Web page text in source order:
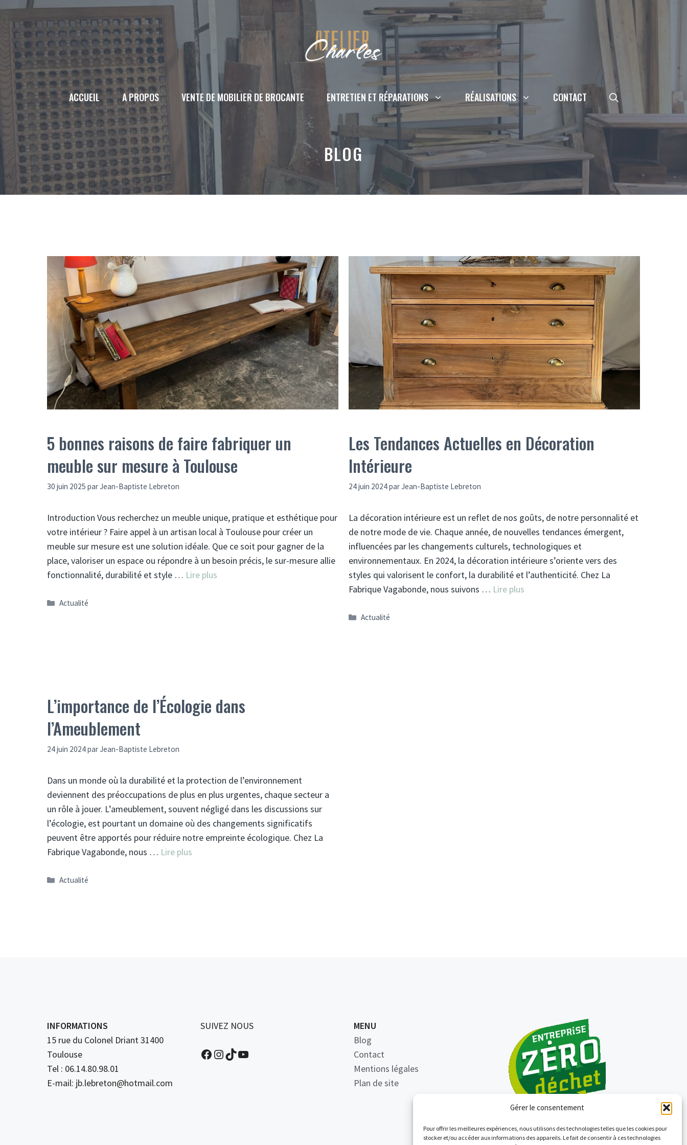
Gérer le consentement
Pour offrir les meilleures expériences, nous utilisons des technologies telles que les cookies pour
stocker et/ou accéder aux informations des appareils. Le fait de consentir à ces technologies
Aller
contenu
ACCUEIL A PROPOS VENTE DE MOBILIER DE BROCANTE ENTRETIEN ET RÉPARATIONS RÉALISATIONS CONTACT
BLOG
5 bonnes raisons de faire fabriquer un
meuble sur mesure à Toulouse
30 juin 2025 parJean-Baptiste Lebreton
Introduction Vous recherchez un meuble unique, pratique et esthétique pour
votre intérieur ? Faire appel à un artisan local à Toulouse pour créer un
meuble sur mesure est une solution idéale. Que ce soit pour gagner de la
place, valoriser un espace ou répondre à un besoin précis, le sur-mesure allie
fonctionnalité, durabilité et style … Lire plus
Catégories
Actualité
Les Tendances Actuelles en Décoration
Intérieure
24 juin 2024parJean-Baptiste Lebreton
La décoration intérieure est un reflet de nos goûts, de notre personnalité et
de notre mode de vie. Chaque année, de nouvelles tendances émergent,
influencées par les changements culturels, technologiques et
environnementaux. En 2024, la décoration intérieure s’oriente vers des
styles qui valorisent le confort, la durabilité et l’authenticité. Chez La
Fabrique Vagabonde, nous suivons … Lire plus
Catégories
Actualité
L’importance de l’Écologie dans
l’Ameublement
24 juin 2024parJean-Baptiste Lebreton
Dans un monde où la durabilité et la protection de l’environnement
deviennent des préoccupations de plus en plus urgentes, chaque secteur a
un rôle à jouer. L’ameublement, souvent négligé dans les discussions sur
l’écologie, est pourtant un domaine où des changements significatifs
peuvent être apportés pour réduire notre empreinte écologique. Chez La
Fabrique Vagabonde, nous … Lire plus
Catégories
Actualité
INFORMATIONS
15 rue du Colonel Driant 31400
Toulouse
Tel : 06.14.80.98.01
E-mail: jb.lebreton@hotmail.com
SUIVEZ NOUS
Facebook
Instagram
TikTokYouTube
MENU
Blog
Contact
Mentions légales
Plan de site